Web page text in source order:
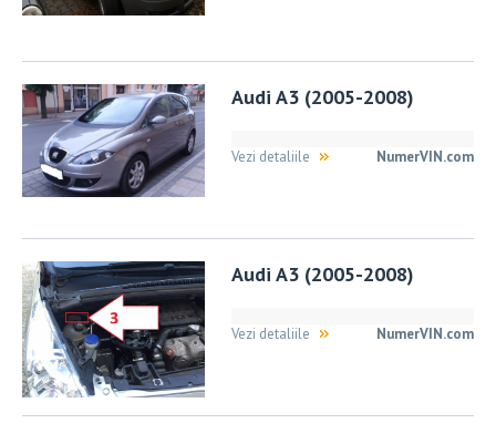
Audi A3 (2005-2008)
NumerVIN.com
Vezi detaliile
Audi A3 (2005-2008)
NumerVIN.com
Vezi detaliile